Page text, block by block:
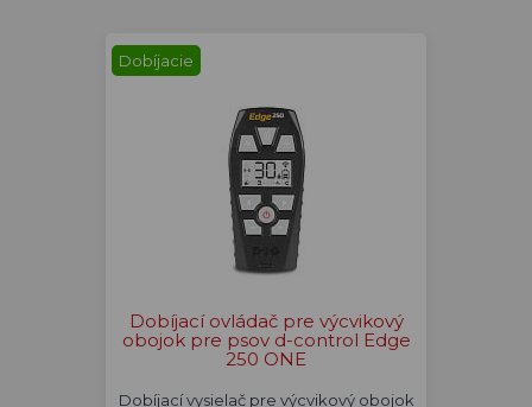
Dobíjacie
Dobíjací ovládač pre výcvikový
obojok pre psov d-control Edge
250 ONE
Dobíjací vysielač pre výcvikový obojok